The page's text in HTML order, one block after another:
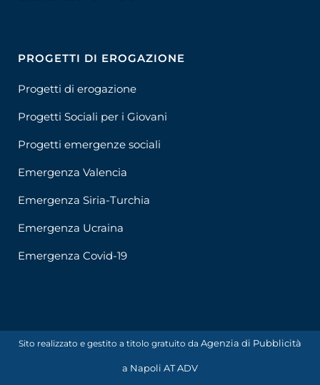
PROGETTI DI EROGAZIONE
Progetti di erogazione
Progetti Sociali per i Giovani
Progetti emergenze sociali
Emergenza Valencia
Emergenza Siria-Turchia
Emergenza Ucraina
Emergenza Covid-19
Sito realizzato e gestito a titolo gratuito da Agenzia di Pubblicità
a Napoli AT ADV